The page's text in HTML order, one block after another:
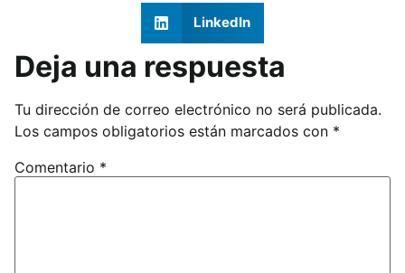
LinkedIn
Deja una respuesta
Tu dirección de correo electrónico no será publicada.
Los campos obligatorios están marcados con *
Comentario *